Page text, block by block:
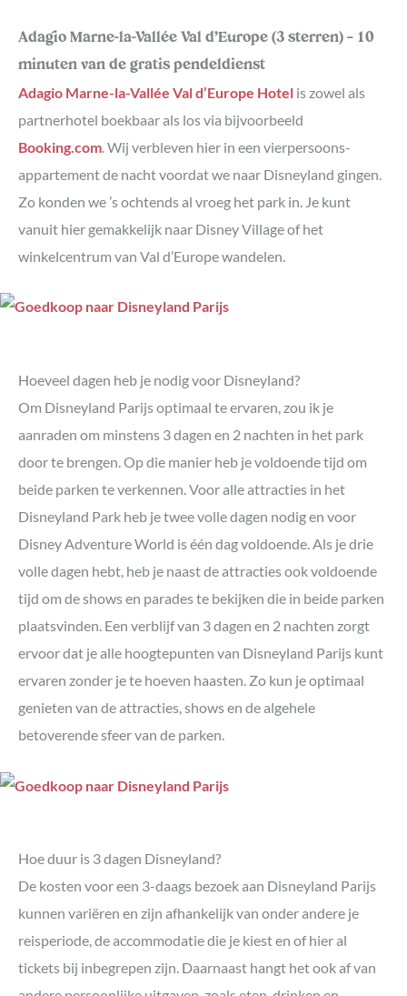
Adagio Marne-la-Vallée Val d’Europe (3 sterren) – 10
minuten van de gratis pendeldienst
Adagio Marne-la-Vallée Val d’Europe Hotel is zowel als
partnerhotel boekbaar als los via bijvoorbeeld
Booking.com . Wij verbleven hier in een vierpersoons-
appartement de nacht voordat we naar Disneyland gingen.
Zo konden we ’s ochtends al vroeg het park in. Je kunt
vanuit hier gemakkelijk naar Disney Village of het
winkelcentrum van Val d’Europe wandelen.
Hoeveel dagen heb je nodig voor Disneyland?
Om Disneyland Parijs optimaal te ervaren, zou ik je
aanraden om minstens 3 dagen en 2 nachten in het park
door te brengen. Op die manier heb je voldoende tijd om
beide parken te verkennen. Voor alle attracties in het
Disneyland Park heb je twee volle dagen nodig en voor
Disney Adventure World is één dag voldoende. Als je drie
volle dagen hebt, heb je naast de attracties ook voldoende
tijd om de shows en parades te bekijken die in beide parken
plaatsvinden. Een verblijf van 3 dagen en 2 nachten zorgt
ervoor dat je alle hoogtepunten van Disneyland Parijs kunt
ervaren zonder je te hoeven haasten. Zo kun je optimaal
genieten van de attracties, shows en de algehele
betoverende sfeer van de parken.
Hoe duur is 3 dagen Disneyland?
De kosten voor een 3-daags bezoek aan Disneyland Parijs
kunnen variëren en zijn afhankelijk van onder andere je
reisperiode, de accommodatie die je kiest en of hier al
tickets bij inbegrepen zijn. Daarnaast hangt het ook af van